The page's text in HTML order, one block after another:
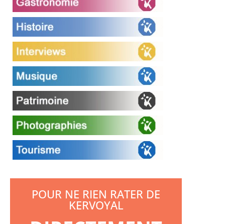
POUR NE RIEN RATER DE
KERVOYAL